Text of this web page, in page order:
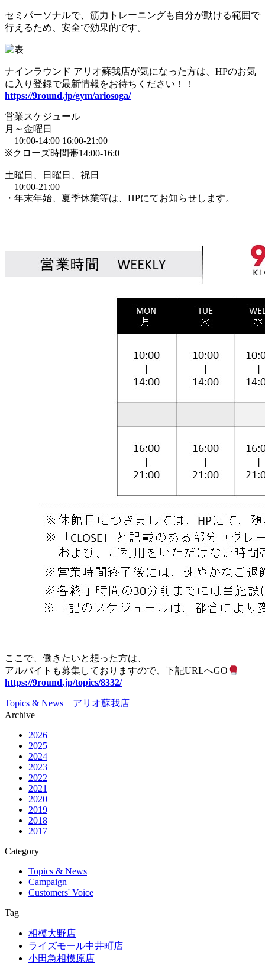
セミパーソナルで、筋力トレーニングも自分が動ける範囲で
行えるため、安全で効果的です。
ナインラウンド アリオ蘇我店が気になった方は、HPのお気
に入り登録で最新情報をお待ちください！！
https://9round.jp/gym/ariosoga/
営業スケジュール
月～金曜日
10:00-14:00 16:00-21:00
※クローズ時間帯14:00-16:0
土曜日、日曜日、祝日
10:00-21:00
・年末年始、夏季休業等は、HPにてお知らせします。
ここで、働きたいと想った方は、
アルバイトも募集しておりますので、下記URLへGO
https://9round.jp/topics/8332/
Topics & News
アリオ蘇我店
Archive
2026
2025
2024
2023
2022
2021
2020
2019
2018
2017
Category
Topics & News
Campaign
Customers' Voice
Tag
相模大野店
ライズモール中井町店
小田急相模原店